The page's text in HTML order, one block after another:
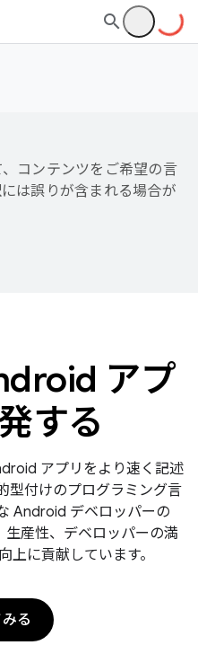
コンテンツをご希望の言
は誤りが含まれる場合が
アプ
する
アプリをより速く記述
型付けのプログラミング言
Android デベロッパーの
産性、デベロッパーの満
上に貢献しています。
る